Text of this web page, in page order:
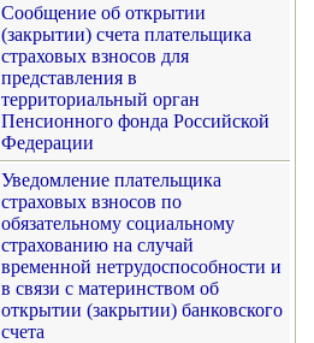
Сообщение об открытии
(закрытии) счета плательщика
страховых взносов для
представления в
территориальный орган
Пенсионного фонда Российской
Федерации
Уведомление плательщика
страховых взносов по
обязательному социальному
страхованию на случай
временной нетрудоспособности и
в связи с материнством об
открытии (закрытии) банковского
счета